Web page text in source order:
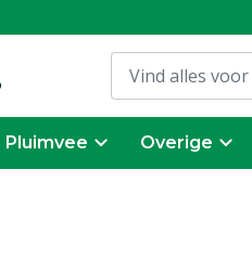
Pluimvee Overige